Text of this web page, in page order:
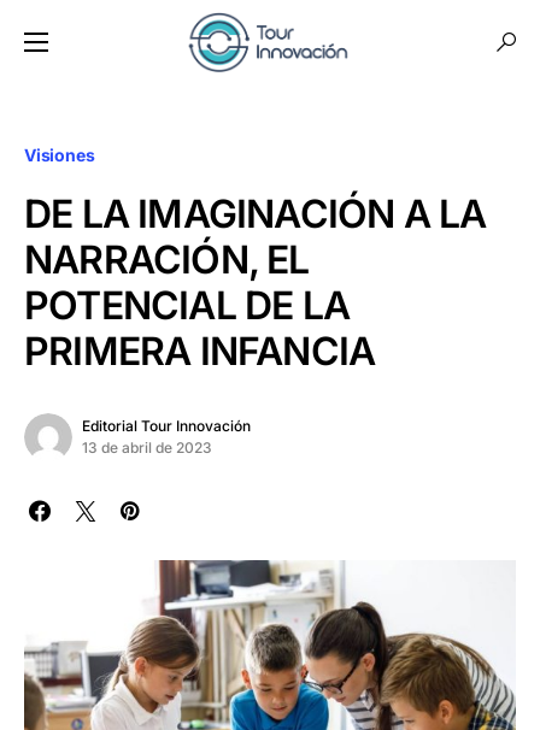
Visiones
DE LA IMAGINACIÓN A LA
NARRACIÓN, EL
POTENCIAL DE LA
PRIMERA INFANCIA
Editorial Tour Innovación
13 de abril de 2023